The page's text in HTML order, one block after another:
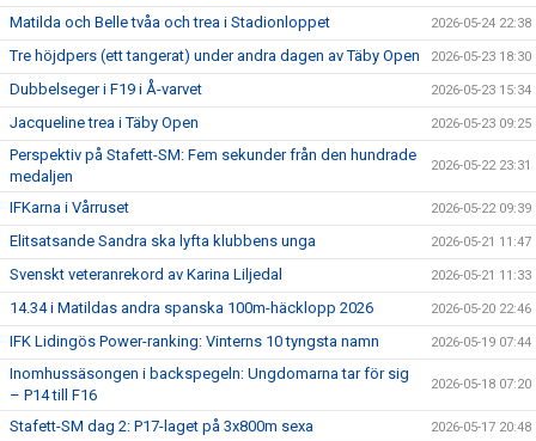
Matilda och Belle tvåa och trea i Stadionloppet 2026-05-24 22:38
Tre höjdpers (ett tangerat) under andra dagen av Täby Open 2026-05-23 18:30
Dubbelseger i F19 i Å-varvet 2026-05-23 15:34
Jacqueline trea i Täby Open 2026-05-23 09:25
Perspektiv på Stafett-SM: Fem sekunder från den hundrade
medaljen
2026-05-22 23:31
IFKarna i Vårruset 2026-05-22 09:39
Elitsatsande Sandra ska lyfta klubbens unga 2026-05-21 11:47
Svenskt veteranrekord av Karina Liljedal 2026-05-21 11:33
14.34 i Matildas andra spanska 100m-häcklopp 2026 2026-05-20 22:46
IFK Lidingös Power-ranking: Vinterns 10 tyngsta namn 2026-05-19 07:44
Inomhussäsongen i backspegeln: Ungdomarna tar för sig
– P14 till F16
2026-05-18 07:20
Stafett-SM dag 2: P17-laget på 3x800m sexa 2026-05-17 20:48